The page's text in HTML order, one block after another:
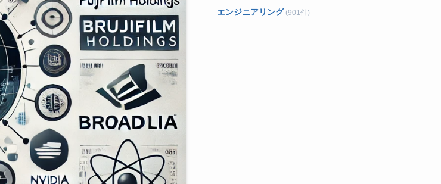
エンジニアリング (901件)